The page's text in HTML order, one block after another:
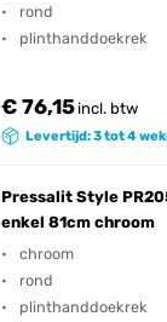
rond
plinthanddoekrek
€ 76,15incl. btw
Levertijd: 3 tot 4
Pressalit Style
enkel 81cm chroom
chroom
rond
plinthanddoekrek